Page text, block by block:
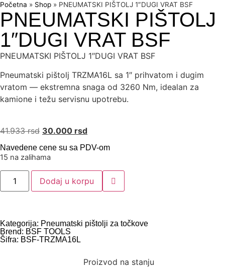
Početna » Shop » PNEUMATSKI PIŠTOLJ 1″DUGI VRAT BSF
PNEUMATSKI PIŠTOLJ
1″DUGI VRAT BSF
PNEUMATSKI PIŠTOLJ 1″DUGI VRAT BSF
Pneumatski pištolj TRZMA16L sa 1″ prihvatom i dugim
vratom — ekstremna snaga od 3260 Nm, idealan za
kamione i težu servisnu upotrebu.
41.933rsd 30.000 rsd
Navedene cene su sa PDV-om
15 na zalihama
Dodaj u korpu
Kategorija: Pneumatski pištolji za točkove
Brend: BSF TOOLS
Šifra: BSF-TRZMA16L
Proizvod na stanju